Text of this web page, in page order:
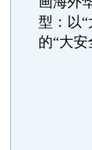
型：以
的“大安